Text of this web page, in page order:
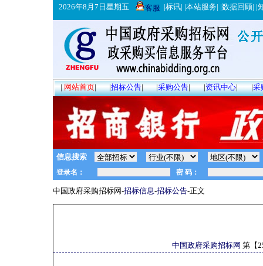
2026年8月7日星期五 客服 |标讯| |本站服务| |数据回顾| |
|网站首页| |招标公告| |采购公告| |资讯中心| |采
信息搜索
中国政府采购招标网-招标信息-招标公告-正文
中国政府采购招标网 第【